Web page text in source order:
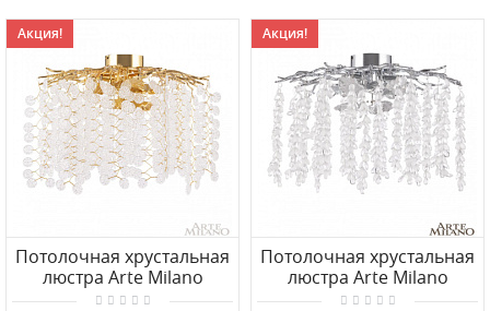
Акция!
Потолочная хрустальная
люстра Arte Milano
234001/D500/4/C Gd
Акция!
Потолочная хрустальная
люстра Arte Milano
234001/D500/4/D Cr